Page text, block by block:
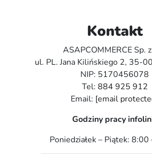
Kontakt
ASAPCOMMERCE Sp.
ul. PL. Jana Kilińskiego 2, 35-
NIP: 5170456078
Tel: 884 925 912
Email: [email
Godziny pracy
Poniedziałek – Piątek: